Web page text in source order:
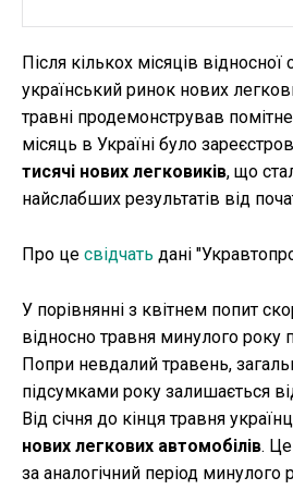
Після кількох місяців відносної
український ринок нових
травні продемонстрував
місяць в Україні було
тисячі нових легковиків, що
найслабших результатів від
Про це свідчать дані
У порівнянні з квітнем попит
відносно травня минулого року
Попри невдалий травень,
підсумками року залишається
Від січня до кінця травня
нових легкових автомобілів.
за аналогічний період минулого